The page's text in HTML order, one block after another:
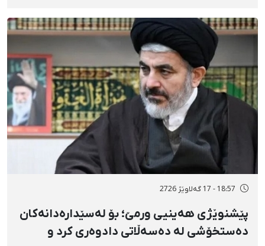
18:57 - 17 گەلاوێژ 2726
پێشنوێژی هەینیی ورمێ؛ بۆ لەسێدارەدانەکان
دەستخۆشی لە دەسەڵاتی دادوەری کرد و